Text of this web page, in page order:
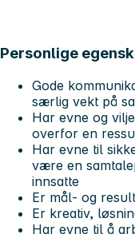
Personlige
Gode
særlig vekt på
Har evne og
overfor en
Har evne til
være en
innsatte
Er mål- og
Er kreativ,
Har evne til å